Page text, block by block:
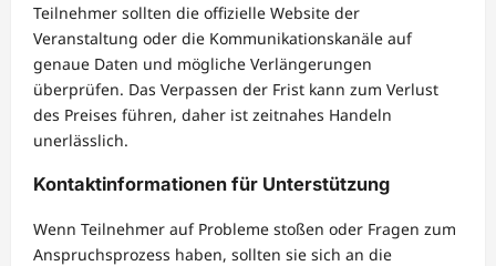
Teilnehmer sollten die offizielle Website der
Veranstaltung oder die Kommunikationskanäle auf
genaue Daten und mögliche Verlängerungen
überprüfen. Das Verpassen der Frist kann zum Verlust
des Preises führen, daher ist zeitnahes Handeln
unerlässlich.
Kontaktinformationen für Unterstützung
Wenn Teilnehmer auf Probleme stoßen oder Fragen zum
Anspruchsprozess haben, sollten sie sich an die